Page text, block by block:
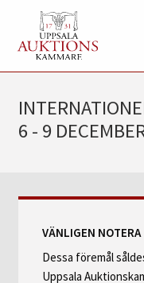
6 - 9
VÄNLIGEN NOTERA
Dessa föremål
Uppsala